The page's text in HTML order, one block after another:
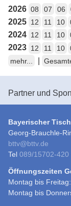
2026 08 07 06
2025 12 11 10
2024 12 11 10
2023 12 11 10
mehr...
Partner und
Bayerischer
Georg-Brauchle-
bttv@bttv.de
Tel 089/15702-420
Öffnungszeiten
Montag bis
Montag bis